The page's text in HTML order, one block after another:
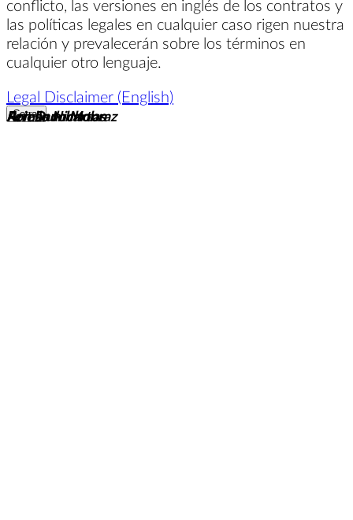
Ron Dumbarton
Fernando Monraz
Arielle Nicholas
conflicto, las versiones en inglés de los contratos y
las políticas legales en cualquier caso rigen nuestra
relación y prevalecerán sobre los términos en
cualquier otro lenguaje.
Legal Disclaimer (English)
Cerrar